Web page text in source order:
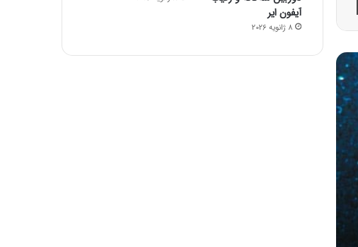
آیفون ایر
8 ژانویه 2026